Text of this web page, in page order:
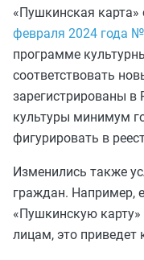
«Пушкинская карта»
февраля 2024 года №
программе
соответствовать
зарегистрированы в
культуры минимум
фигурировать в
Изменились также
граждан. Например,
«Пушкинскую
лицам, это